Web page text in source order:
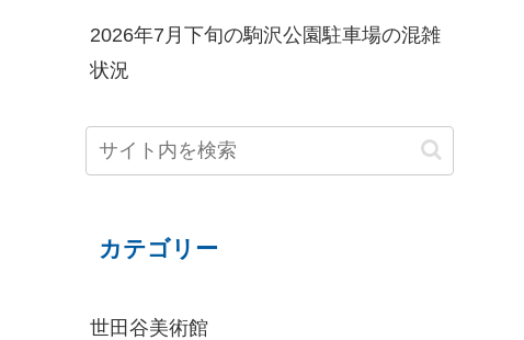
2026年7月下旬の駒沢公園駐車場の混雑
状況
カテゴリー
世田谷美術館